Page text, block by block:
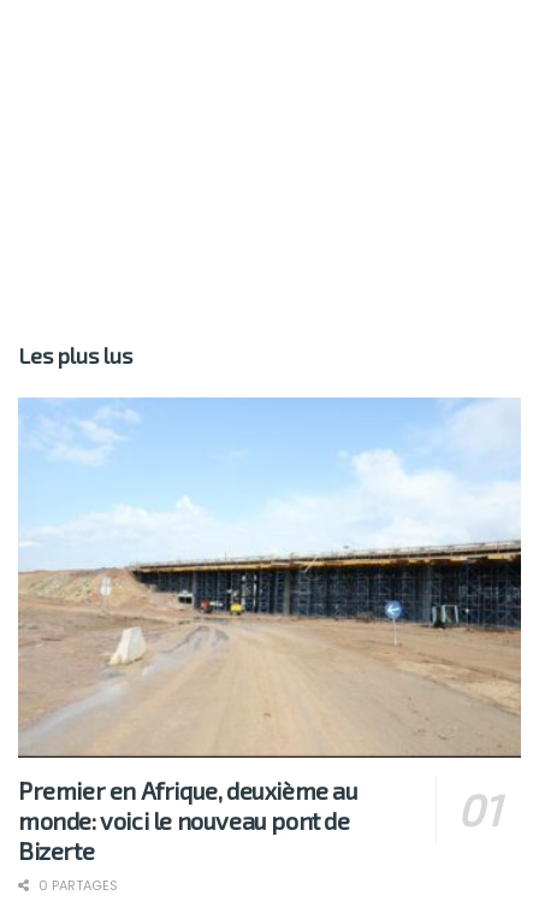
Les plus lus
Premier en Afrique, deuxième au
monde: voici le nouveau pont de
Bizerte
0 PARTAGES